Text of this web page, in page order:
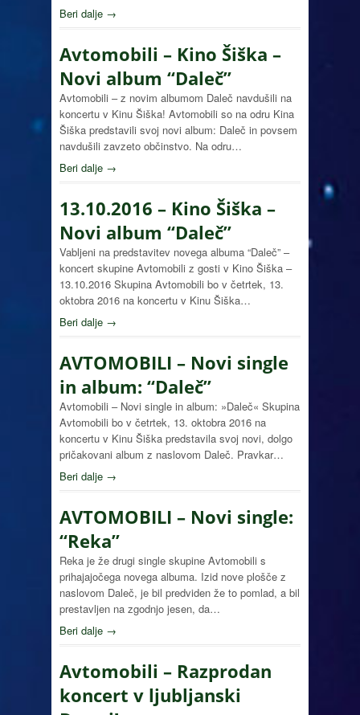
Beri dalje →
Avtomobili – Kino Šiška –
Novi album “Daleč”
Avtomobili – z novim albumom Daleč navdušili na
koncertu v Kinu Šiška! Avtomobili so na odru Kina
Šiška predstavili svoj novi album: Daleč in povsem
navdušili zavzeto občinstvo. Na odru…
Beri dalje →
13.10.2016 – Kino Šiška –
Novi album “Daleč”
Vabljeni na predstavitev novega albuma “Daleč” –
koncert skupine Avtomobili z gosti v Kino Šiška –
13.10.2016 Skupina Avtomobili bo v četrtek, 13.
oktobra 2016 na koncertu v Kinu Šiška…
Beri dalje →
AVTOMOBILI – Novi single
in album: “Daleč”
Avtomobili – Novi single in album: »Daleč« Skupina
Avtomobili bo v četrtek, 13. oktobra 2016 na
koncertu v Kinu Šiška predstavila svoj novi, dolgo
pričakovani album z naslovom Daleč. Pravkar…
Beri dalje →
AVTOMOBILI – Novi single:
“Reka”
Reka je že drugi single skupine Avtomobili s
prihajajočega novega albuma. Izid nove plošče z
naslovom Daleč, je bil predviden že to pomlad, a bil
prestavljen na zgodnjo jesen, da…
Beri dalje →
Avtomobili – Razprodan
koncert v ljubljanski